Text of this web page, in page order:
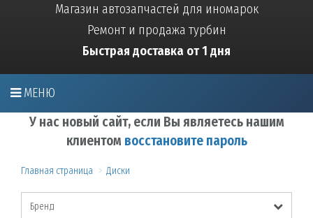
Магазин автозапчастей для иномарок
Ремонт и продажа турбин
Быстрая доставка от 1 дня
МЕНЮ
У нас новый сайт, если Вы являетесь нашим
клиентом восстановите пароль
Главная страница Диски
Бренд